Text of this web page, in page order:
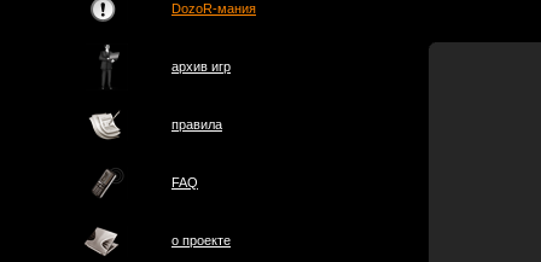
DozoR-мания
архив игр
правила
FAQ
о проектe